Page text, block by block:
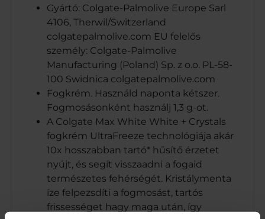
Gyártó: Colgate-Palmolive Europe Sarl
4106, Therwil/Switzerland
colgatepalmolive.com EU felelős
személy: Colgate-Palmolive
Manufacturing (Poland) Sp. z o.o. PL-58-
100 Swidnica colgatepalmolive.com
Fogkrém. Használd naponta kétszer.
Fogmosásonként használj 1,3 g-ot.
A Colgate Max White White + Crystals
fogkrém UltraFreeze technológiája akár
10x hosszabban tartó* hűsítő érzetet
nyújt, és segít visszaadni a fogaid
természetes fehérségét. Kristálymenta
íze felpezsdíti a fogmosást, tartós
frissességet hagy maga után, így